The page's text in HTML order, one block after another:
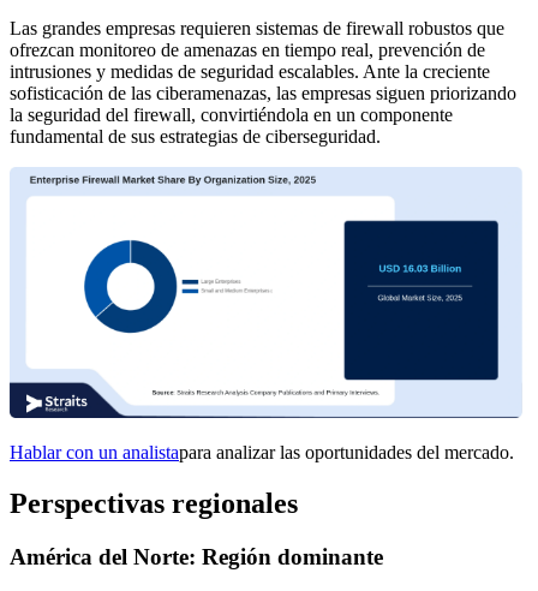
Las grandes empresas requieren sistemas de firewall robustos que
ofrezcan monitoreo de amenazas en tiempo real, prevención de
intrusiones y medidas de seguridad escalables. Ante la creciente
sofisticación de las ciberamenazas, las empresas siguen priorizando
la seguridad del firewall, convirtiéndola en un componente
fundamental de sus estrategias de ciberseguridad.
Hablar con un analistapara analizar las oportunidades del mercado.
Perspectivas regionales
América del Norte: Región dominante